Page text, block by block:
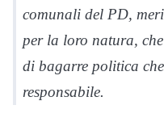
comunali del PD,
per la loro natura,
di bagarre politica
responsabile.